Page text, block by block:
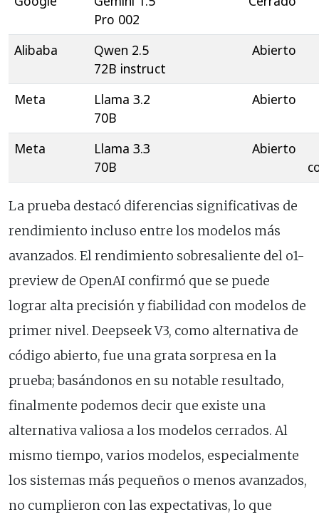
Pro 002
Alibaba
Qwen 2.5
72B instruct
Abierto
Meta
Llama 3.2
70B
Abierto
Meta
Llama 3.3
70B
Abierto
La prueba destacó diferencias significativas de
rendimiento incluso entre los modelos más
avanzados. El rendimiento sobresaliente del o1-
preview de OpenAI confirmó que se puede
lograr alta precisión y fiabilidad con modelos de
primer nivel. Deepseek V3, como alternativa de
código abierto, fue una grata sorpresa en la
prueba; basándonos en su notable resultado,
finalmente podemos decir que existe una
alternativa valiosa a los modelos cerrados. Al
mismo tiempo, varios modelos, especialmente
los sistemas más pequeños o menos avanzados,
no cumplieron con las expectativas, lo que